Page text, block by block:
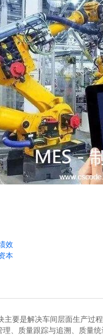
效
本
主要是解决车间层面生产过
理、质量跟踪与追溯、质量